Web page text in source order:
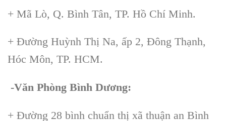
+ Mã Lò, Q. Bình Tân, TP. Hồ Chí Minh.
+ Đường Huỳnh Thị Na, ấp 2, Đông Thạnh,
Hóc Môn, TP. HCM.
-Văn Phòng Bình Dương:
+ Đường 28 bình chuẩn thị xã thuận an Bình